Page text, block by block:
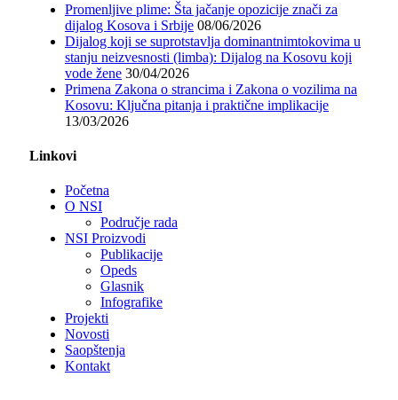
Promenljive plime: Šta jačanje opozicije znači za
dijalog Kosova i Srbije 08/06/2026
Dijalog koji se suprotstavlja dominantnimtokovima u
stanju neizvesnosti (limba): Dijalog na Kosovu koji
vode žene 30/04/2026
Primena Zakona o strancima i Zakona o vozilima na
Kosovu: Ključna pitanja i praktične implikacije
13/03/2026
Linkovi
Početna
O NSI
Područje rada
NSI Proizvodi
Publikacije
Opeds
Glasnik
Infografike
Projekti
Novosti
Saopštenja
Kontakt